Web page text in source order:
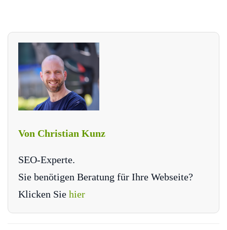
Von Christian Kunz
SEO-Experte.
Sie benötigen Beratung für Ihre Webseite?
Klicken Sie hier